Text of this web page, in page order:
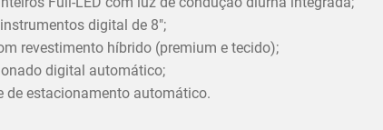
digital de 8";
revestimento híbrido (premium e tecido);
digital automático;
de estacionamento automático.